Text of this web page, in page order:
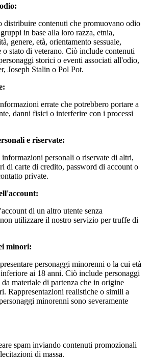
distribuire contenuti che promuovano odio
in base alla loro razza, etnia,
genere, età, orientamento sessuale,
o stato di veterano. Ciò include contenuti
storici o eventi associati all'odio,
Joseph Stalin o Pol Pot.
errate che potrebbero portare a
danni fisici o interferire con i processi
e riservate:
personali o riservate di altri,
di carte di credito, password di account o
private.
di un altro utente senza
utilizzare il nostro servizio per truffe di
minori:
personaggi minorenni o la cui età
ai 18 anni. Ciò include personaggi
materiale di partenza che in origine
Rappresentazioni realistiche o simili a
minorenni sono severamente
spam inviando contenuti promozionali
di massa.